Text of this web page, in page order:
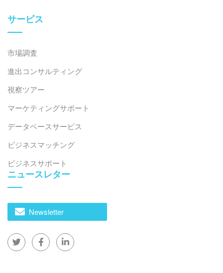
サービス
市場調査
進出コンサルティング
視察ツアー
マーケティングサポート
データベースサービス
ビジネスマッチング
ビジネスサポート
ニュースレター
Newsletter